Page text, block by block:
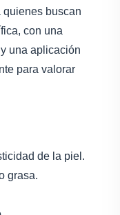
quienes buscan
con una
una aplicación
para valorar
de la piel.
grasa.